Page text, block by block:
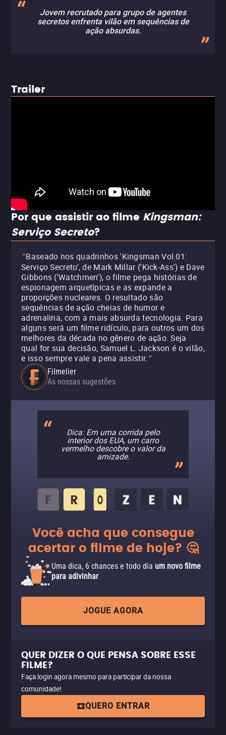
Jovem recrutado para grupo de agentes
secretos enfrenta vilão em sequências de
ação absurdas.
Trailer
Por que assistir ao filme Kingsman:
Serviço Secreto?
"Baseado nos quadrinhos 'Kingsman Vol.01:
Serviço Secreto', de Mark Millar ('Kick-Ass') e Dave
Gibbons ('Watchmen'), o filme pega histórias de
espionagem arquetípicas e as expande a
proporções nucleares. O resultado são
sequências de ação cheias de humor e
adrenalina, com a mais absurda tecnologia. Para
alguns será um filme ridículo, para outros um dos
melhores da década no gênero de ação. Seja
qual for sua decisão, Samuel L. Jackson é o vilão,
e isso sempre vale a pena assistir. "
Filmelier
As nossas sugestões
Dica: Em uma corrida pelo
interior dos EUA, um carro
vermelho descobre o valor da
amizade.
Você acha que consegue
acertar o filme de hoje? 🤔
Uma dica, 6 chances e todo dia um novo filme
para adivinhar
JOGUE AGORA
QUER DIZER O QUE PENSA SOBRE ESSE
FILME?
Faça login agora mesmo para participar da nossa
comunidade!
QUERO ENTRAR